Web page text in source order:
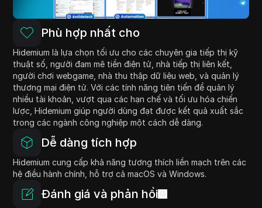
Phù hợp nhất cho
Hidemium là lựa chọn tối ưu cho các chuyên gia tiếp thị kỹ
thuật số, người đam mê tiền điện tử, nhà tiếp thị liên kết,
người chơi webgame, nhà thu thập dữ liệu web, và quản lý
thương mại điện tử. Với các tính năng tiên tiến để quản lý
nhiều tài khoản, vượt qua các hạn chế và tối ưu hóa chiến
lược, Hidemium giúp người dùng đạt được kết quả xuất sắc
trong các ngành công nghiệp một cách dễ dàng.
Dễ dàng tích hợp
Hidemium cung cấp khả năng tương thích liền mạch trên các
hệ điều hành chính, hỗ trợ cả macOS và Windows.
Đánh giá và phản hồi